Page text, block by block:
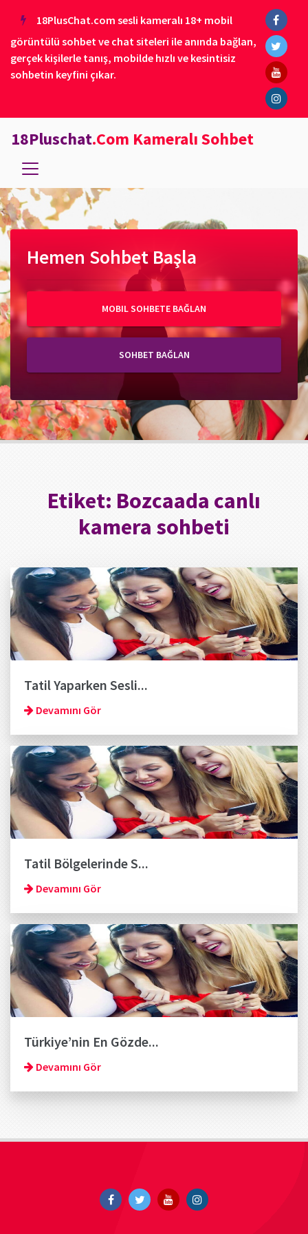
18PlusChat.com sesli kameralı 18+ mobil
görüntülü sohbet ve chat siteleri ile anında bağlan,
gerçek kişilerle tanış, mobilde hızlı ve kesintisiz
sohbetin keyfini çıkar.
18Pluschat.Com Kameralı Sohbet
Hemen Sohbet Başla
MOBIL SOHBETE BAĞLAN
SOHBET BAĞLAN
Etiket: Bozcaada canlı
kamera sohbeti
Tatil Yaparken Sesli...
Devamını Gör
Tatil Bölgelerinde S...
Devamını Gör
Türkiye’nin En Gözde...
Devamını Gör